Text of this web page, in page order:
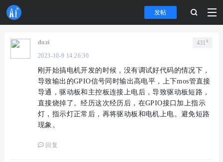
发帖
431 #
duzi
2023-10-9 14:26:30
刚开始搞电机开发的时候，没有调试好代码的情况下，
导致输出的GPIO信号同时输出高电平，上下mos管直接
导通，驱动板和主控板连接上电后，导致驱动板短路，
直接烧掉了。经历这次经历后，在GPIO接口加上指示
灯，指示灯正常后，再将驱动板和电机上电。避免短路
现象。
回复